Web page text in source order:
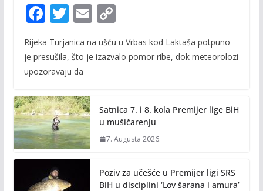
F
e
b
o
k
T
itt
er
E
m
ai
C
p
n
k
Rijeka Turjanica na ušću u Vrbas kod Laktaša potpuno
je presušila, što je izazvalo pomor ribe, dok meteorolozi
upozoravaju da
Satnica 7. i 8. kola Premijer lige BiH
u mušičarenju
7. Augusta 2026.
Poziv za učešće u Premijer ligi SRS
BiH u disciplini ‘Lov šarana i amura’